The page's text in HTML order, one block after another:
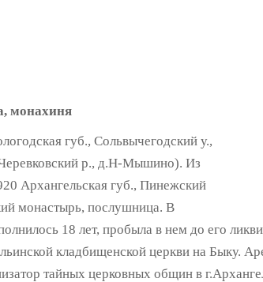
монахиня
губ., Сольвычегодский у.,
р., д.Н-Мышино). Из
Архангельская губ., Пинежский
монастырь, послушница. В
18 лет, пробыла в нем до его
кладбищенской церкви на Быку.
тайных церковных общин в